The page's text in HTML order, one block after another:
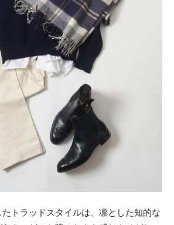
トラッドスタイルは、凛とした知的な